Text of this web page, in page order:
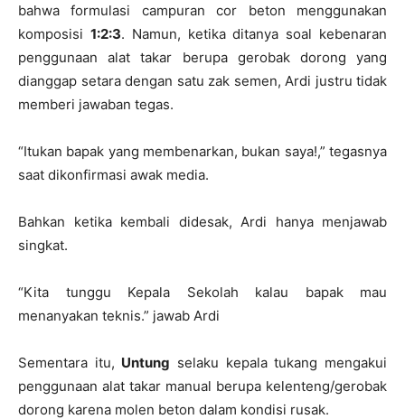
bahwa formulasi campuran cor beton menggunakan
komposisi 1:2:3. Namun, ketika ditanya soal kebenaran
penggunaan alat takar berupa gerobak dorong yang
dianggap setara dengan satu zak semen, Ardi justru tidak
memberi jawaban tegas.
“Itukan bapak yang membenarkan, bukan saya!,” tegasnya
saat dikonfirmasi awak media.
Bahkan ketika kembali didesak, Ardi hanya menjawab
singkat.
“Kita tunggu Kepala Sekolah kalau bapak mau
menanyakan teknis.” jawab Ardi
Sementara itu, Untung selaku kepala tukang mengakui
penggunaan alat takar manual berupa kelenteng/gerobak
dorong karena molen beton dalam kondisi rusak.